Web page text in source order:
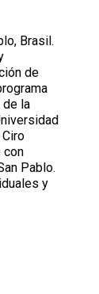
Brasil.
de
de la
con
Pablo.
y